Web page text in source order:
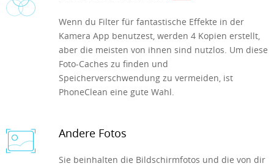
Wenn du Filter für fantastische Effekte in der
Kamera App benutzest, werden 4 Kopien erstellt,
aber die meisten von ihnen sind nutzlos. Um diese
Foto-Caches zu finden und
Speicherverschwendung zu vermeiden, ist
PhoneClean eine gute Wahl.
Andere Fotos
Sie beinhalten die Bildschirmfotos und die von dir